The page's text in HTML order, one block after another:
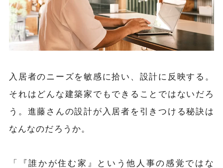
入居者のニーズを敏感に拾い、設計に反映する。
それはどんな建築家でもできることではないだろ
う。進藤さんの設計が入居者を引きつける秘訣は
なんなのだろうか。
「『誰かが住む家』という他人事の感覚ではな